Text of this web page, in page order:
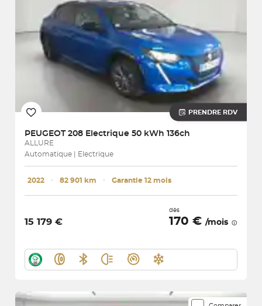
PRENDRE RDV
PEUGEOT 208 Electrique 50 kWh 136ch
ALLURE
Automatique | Electrique
2022 ･ 82 901 km ･ Garantie 12 mois
15 179 €
dès
170 € /mois